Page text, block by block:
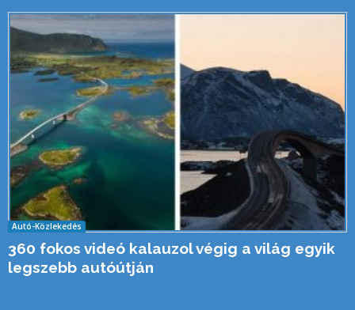
Autó-Közlekedés
360 fokos videó kalauzol végig a világ egyik
legszebb autóútján